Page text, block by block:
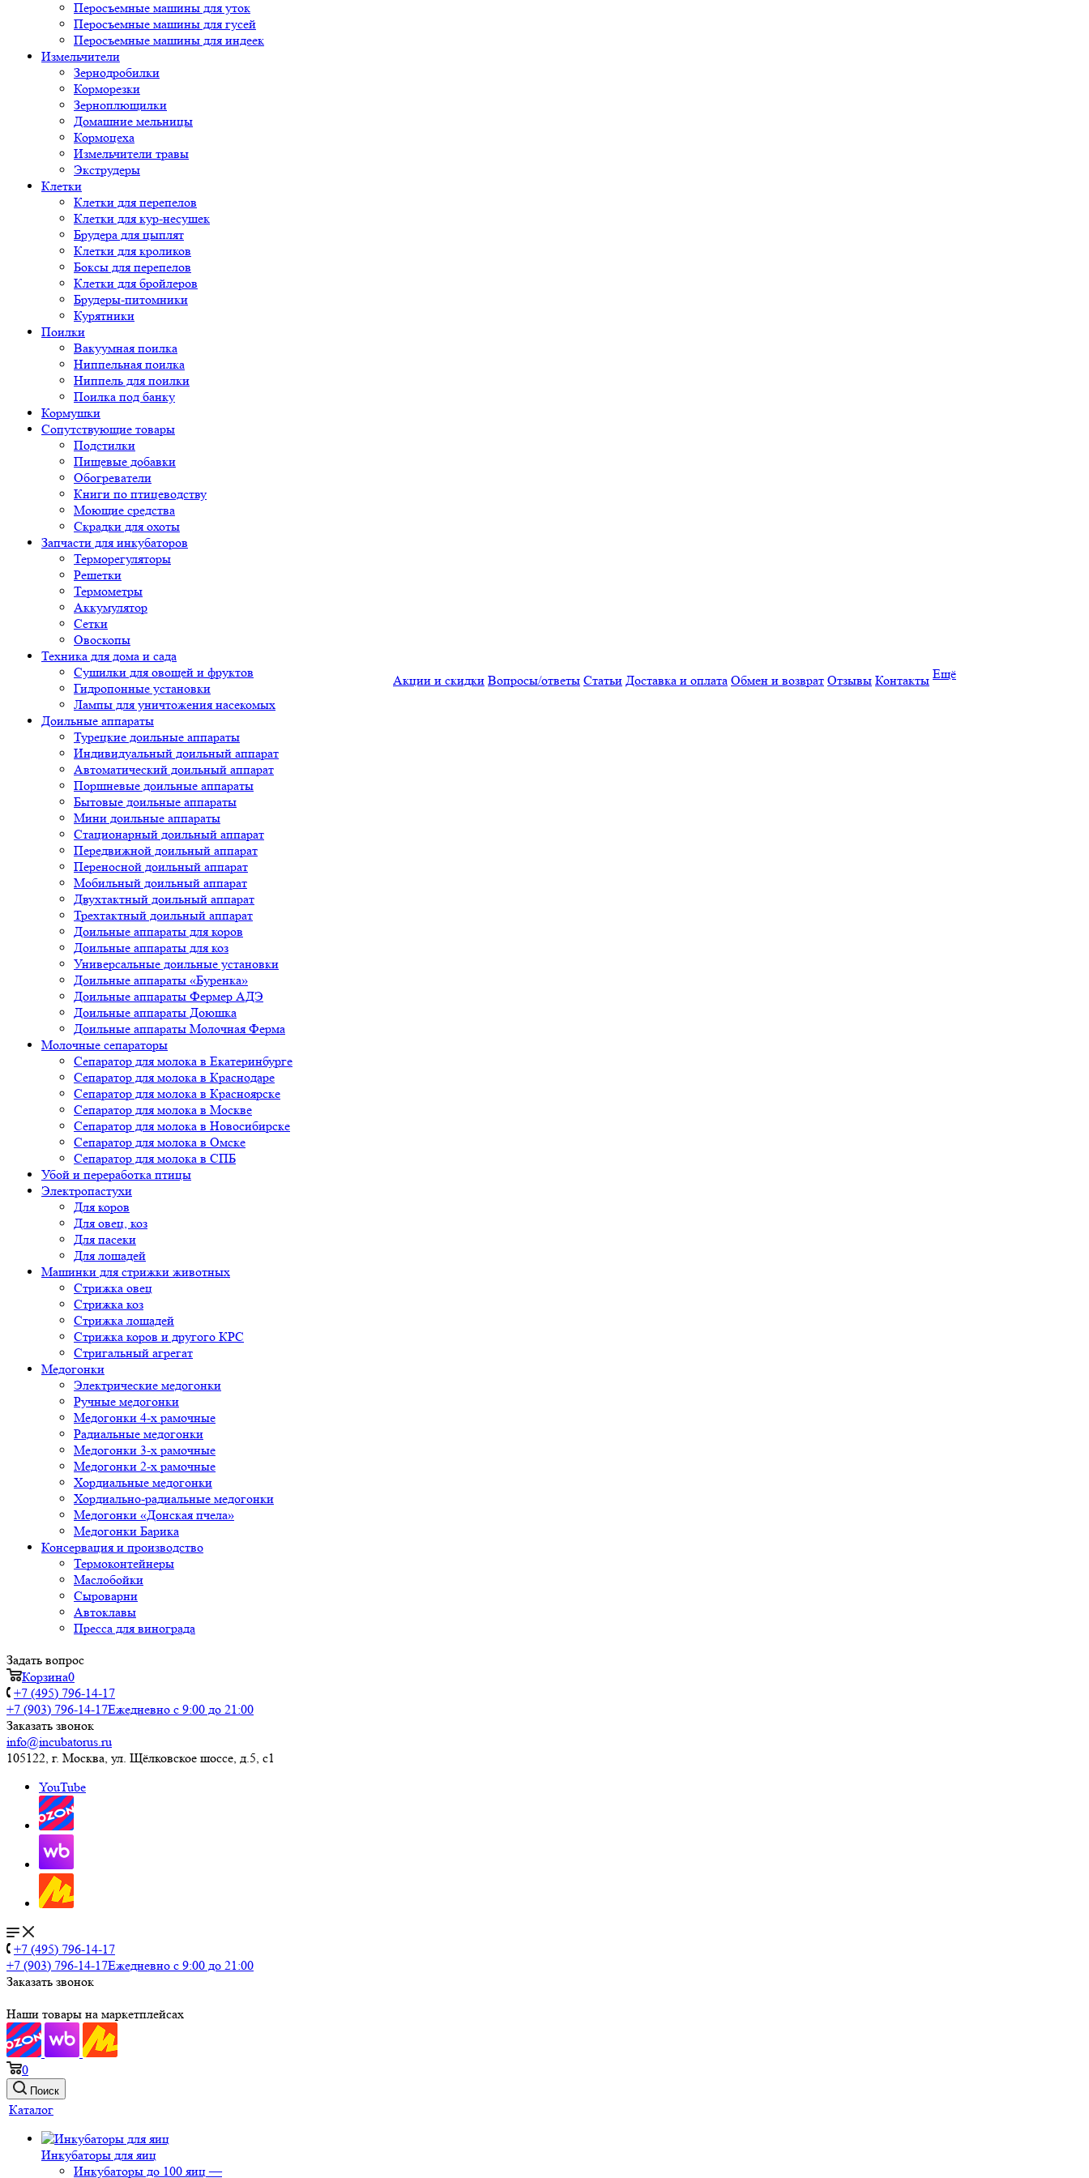
Перосъемные машины для уток
Перосъемные машины для гусей
Перосъемные машины для индеек
Измельчители
Зернодробилки
Корморезки
Зерноплющилки
Домашние мельницы
Кормоцеха
Измельчители травы
Экструдеры
Клетки
Клетки для перепелов
Клетки для кур-несушек
Брудера для цыплят
Клетки для кроликов
Боксы для перепелов
Клетки для бройлеров
Брудеры-питомники
Курятники
Поилки
Вакуумная поилка
Ниппельная поилка
Ниппель для поилки
Поилка под банку
Кормушки
Сопутствующие товары
Подстилки
Пищевые добавки
Обогреватели
Книги по птицеводству
Моющие средства
Скрадки для охоты
Запчасти для инкубаторов
Терморегуляторы
Решетки
Термометры
Аккумулятор
Сетки
Овоскопы
Техника для дома и сада
Сушилки для овощей и фруктов
Гидропонные установки
Лампы для уничтожения насекомых
Доильные аппараты
Турецкие доильные аппараты
Индивидуальный доильный аппарат
Автоматический доильный аппарат
Поршневые доильные аппараты
Бытовые доильные аппараты
Мини доильные аппараты
Стационарный доильный аппарат
Передвижной доильный аппарат
Переносной доильный аппарат
Мобильный доильный аппарат
Двухтактный доильный аппарат
Трехтактный доильный аппарат
Доильные аппараты для коров
Доильные аппараты для коз
Универсальные доильные установки
Доильные аппараты «Буренка»
Доильные аппараты Фермер АДЭ
Доильные аппараты Доюшка
Доильные аппараты Молочная Ферма
Молочные сепараторы
Сепаратор для молока в Екатеринбурге
Сепаратор для молока в Краснодаре
Сепаратор для молока в Красноярске
Сепаратор для молока в Москве
Сепаратор для молока в Новосибирске
Сепаратор для молока в Омске
Сепаратор для молока в СПБ
Убой и переработка птицы
Электропастухи
Для коров
Для овец, коз
Для пасеки
Для лошадей
Машинки для стрижки животных
Стрижка овец
Стрижка коз
Стрижка лошадей
Стрижка коров и другого КРС
Стригальный агрегат
Медогонки
Электрические медогонки
Ручные медогонки
Медогонки 4-х рамочные
Радиальные медогонки
Медогонки 3-х рамочные
Медогонки 2-х рамочные
Хордиальные медогонки
Хордиально-радиальные медогонки
Медогонки «Донская пчела»
Медогонки Барика
Консервация и производство
Термоконтейнеры
Маслобойки
Сыроварни
Автоклавы
Пресса для винограда
Акции и скидки Вопросы/ответы Статьи Доставка и оплата Обмен и возврат Отзывы Контакты Ещё
Задать вопрос
Корзина0
+7 (495) 796-14-17
+7 (903) 796-14-17Ежедневно с 9:00 до 21:00
Заказать звонок
info@incubatorus.ru
105122, г. Москва, ул. Щёлковское шоссе, д.5, с1
YouTube
+7 (495) 796-14-17
+7 (903) 796-14-17Ежедневно с 9:00 до 21:00
Заказать звонок
Наши товары на маркетплейсах
0
Поиск
Каталог
Инкубаторы для яиц
Инкубаторы до 100 яиц —